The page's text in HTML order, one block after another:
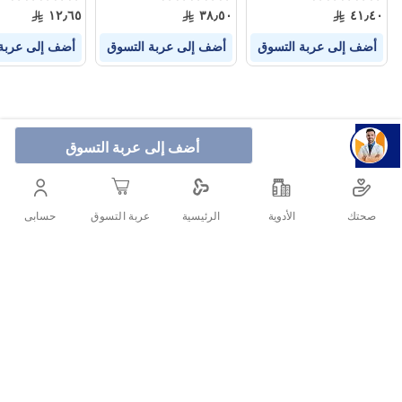
أضف إلى عربة التسوق
0%
٤١٫٤٠
أضف إلى عربة التسوق
0%
٣٨٫٥٠
أضف إلى عربة التسوق
0%
١٢٫٦٥
أضف إلى
صحتك الأدوية الرئيسية عربة التسوق حسابى